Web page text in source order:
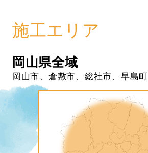
施工エリア
岡山県全域
岡山市、倉敷市、総社市、早島町